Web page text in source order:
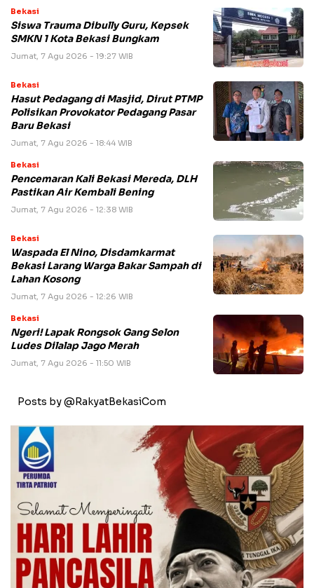
Bekasi
Siswa Trauma Dibully Guru, Kepsek
SMKN 1 Kota Bekasi Bungkam
Jumat, 7 Agu 2026 - 19:27 WIB
Bekasi
Hasut Pedagang di Masjid, Dirut PTMP
Polisikan Provokator Pedagang Pasar
Baru Bekasi
Jumat, 7 Agu 2026 - 18:44 WIB
Bekasi
Pencemaran Kali Bekasi Mereda, DLH
Pastikan Air Kembali Bening
Jumat, 7 Agu 2026 - 12:38 WIB
Bekasi
Waspada El Nino, Disdamkarmat
Bekasi Larang Warga Bakar Sampah di
Lahan Kosong
Jumat, 7 Agu 2026 - 12:26 WIB
Bekasi
Ngeri! Lapak Rongsok Gang Selon
Ludes Dilalap Jago Merah
Jumat, 7 Agu 2026 - 11:50 WIB
Posts by @RakyatBekasiCom